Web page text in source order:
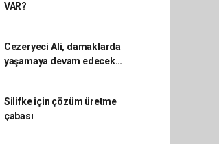
VAR?
Cezeryeci Ali, damaklarda
yaşamaya devam edecek…
Silifke için çözüm üretme
çabası